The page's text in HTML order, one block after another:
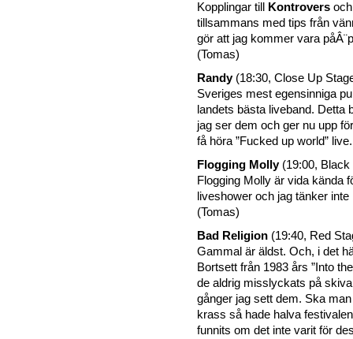
Kopplingar till
Kontrovers
tillsammans med tips från
gör att jag kommer vara
(Tomas)
Randy(18:30, Close Up
Sveriges mest egensinniga
landets bästa liveband. Detta
jag ser dem och ger nu upp
få höra ”Fucked up world”
Flogging Molly(19:00, Black
Flogging Molly är vida kända
liveshower och jag tänker
(Tomas)
Bad Religion (19:40, Red
Gammal är äldst. Och, i det
Bortsett från 1983 års ”Into
de aldrig misslyckats på
gånger jag sett dem. Ska
krass så hade halva
funnits om det inte varit för